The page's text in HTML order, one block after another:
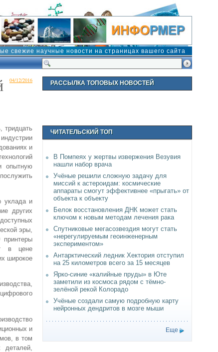
свежие научные новости на страницах вашего сайта
04/12/2016
тридцать
и
опытную
уклада и
других
эры,
в цене
широкое
и
в том
РАССЫЛКА ТОПОВЫХ НОВОСТЕЙ
ЧИТАТЕЛЬСКИЙ ТОП
В Помпеях у жертвы извержения Везувия
нашли набор врача
Учёные решили сложную задачу для
миссий к астероидам: космические
аппараты смогут эффективнее «прыгать» от
объекта к объекту
Белок восстановления ДНК может стать
ключом к новым методам лечения рака
Спутниковые мегасозвездия могут стать
«нерегулируемым геоинженерным
экспериментом»
Антарктический ледник Хектория отступил
на 25 километров всего за 15 месяцев
Ярко-синие «калийные пруды» в Юте
заметили из космоса рядом с тёмно-
зелёной рекой Колорадо
Учёные создали самую подробную карту
нейронных дендритов в мозге мыши
Еще